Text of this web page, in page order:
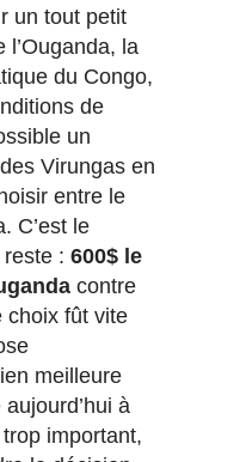
un tout petit
l’Ouganda, la
du Congo,
de
un
Virungas en
entre le
C’est le
: 600$ le
contre
choix fût vite
meilleure
à
important,